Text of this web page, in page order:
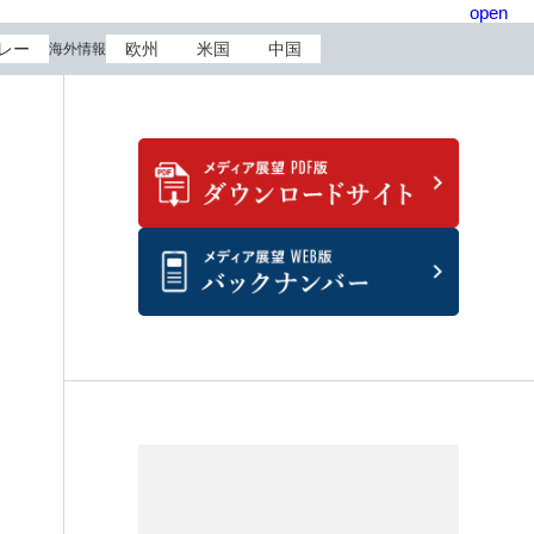
open
ー 海外情報 欧州 米国 中国